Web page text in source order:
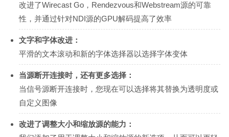
改进了Wirecast Go，Ren​​dezvous和Webstream源的可靠
性，并通过针对NDI源的GPU解码提高了效率
文字和字体改进：
平滑的文本滚动和新的字体选择器以选择字体变体
当源断开连接时，还有更多选择：
当信号源断开连接时，您现在可以选择将其替换为透明度或
自定义图像
改进了调整大小和缩放源的能力：